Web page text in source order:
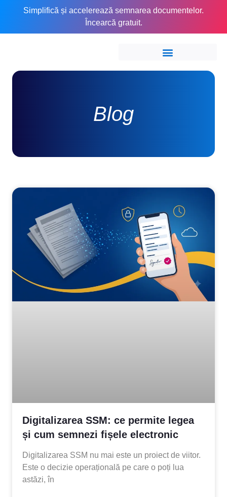
Simplifică și accelerează semnarea documentelor.
Încearcă gratuit.
Blog
Digitalizarea SSM: ce permite legea
și cum semnezi fișele electronic
Digitalizarea SSM nu mai este un proiect de viitor.
Este o decizie operațională pe care o poți lua
astăzi, în